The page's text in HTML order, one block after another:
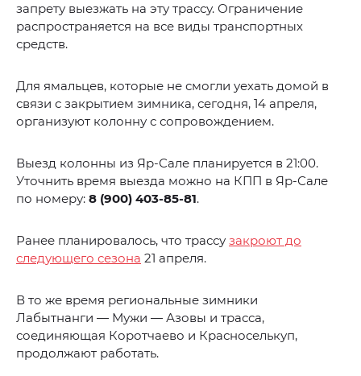
запрету выезжать на эту трассу. Ограничение
распространяется на все виды транспортных
средств.
Для ямальцев, которые не смогли уехать домой в
связи с закрытием зимника, сегодня, 14 апреля,
организуют колонну с сопровождением.
Выезд колонны из Яр-Сале планируется в 21:00.
Уточнить время выезда можно на КПП в Яр-Сале
по номеру: 8 (900) 403-85-81.
Ранее планировалось, что трассу закроют до
следующего сезона 21 апреля.
В то же время региональные зимники
Лабытнанги — Мужи — Азовы и трасса,
соединяющая Коротчаево и Красноселькуп,
продолжают работать.